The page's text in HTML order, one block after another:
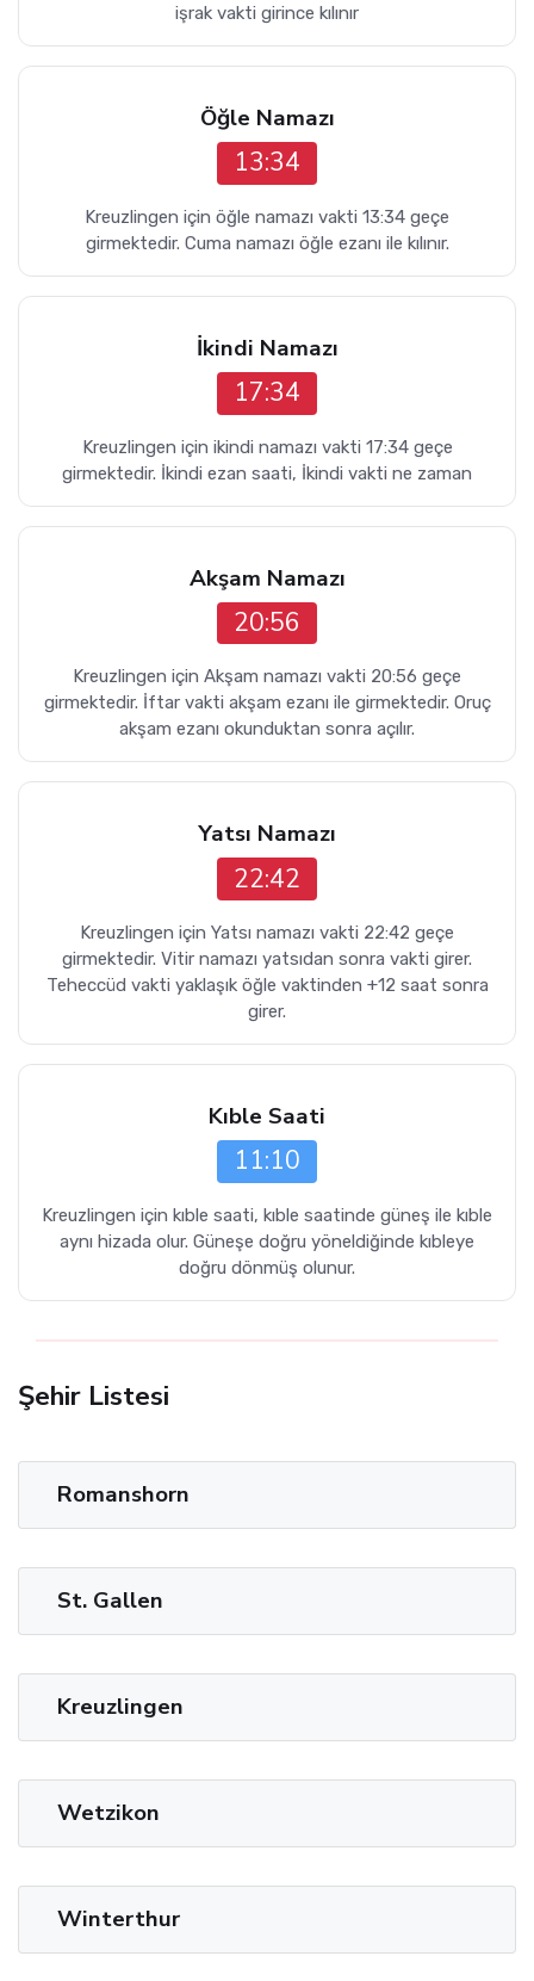
işrak vakti girince kılınır
Öğle Namazı
13:34
Kreuzlingen için öğle namazı vakti 13:34 geçe
girmektedir. Cuma namazı öğle ezanı ile kılınır.
İkindi Namazı
17:34
Kreuzlingen için ikindi namazı vakti 17:34 geçe
girmektedir. İkindi ezan saati, İkindi vakti ne zaman
Akşam Namazı
20:56
Kreuzlingen için Akşam namazı vakti 20:56 geçe
girmektedir. İftar vakti akşam ezanı ile girmektedir. Oruç
akşam ezanı okunduktan sonra açılır.
Yatsı Namazı
22:42
Kreuzlingen için Yatsı namazı vakti 22:42 geçe
girmektedir. Vitir namazı yatsıdan sonra vakti girer.
Teheccüd vakti yaklaşık öğle vaktinden +12 saat sonra
girer.
Kıble Saati
11:10
Kreuzlingen için kıble saati, kıble saatinde güneş ile kıble
aynı hizada olur. Güneşe doğru yöneldiğinde kıbleye
doğru dönmüş olunur.
Şehir Listesi
Romanshorn
St. Gallen
Kreuzlingen
Wetzikon
Winterthur